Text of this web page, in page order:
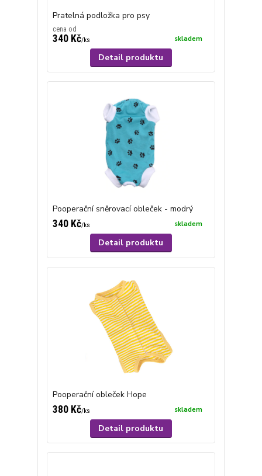
Pratelná podložka pro psy
cena od
340 Kč/ks skladem
Detail produktu
Pooperační sněrovací obleček - modrý
340 Kč/ks skladem
Detail produktu
Pooperační obleček Hope
380 Kč/ks skladem
Detail produktu